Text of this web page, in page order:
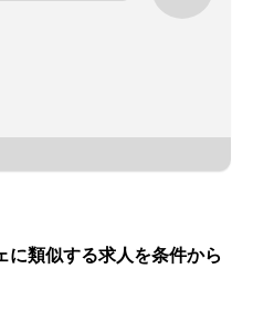
に類似する求人を条件から